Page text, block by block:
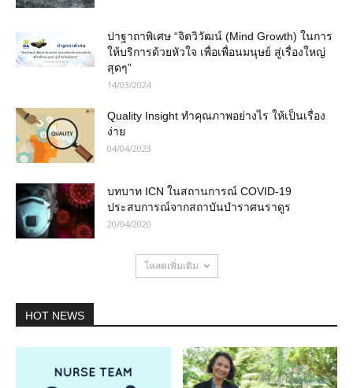
ปาฐาถาพิเศษ “จิตวิวัฒน์ (Mind Growth) ในการ
ให้บริการด้วยหัวใจ เพื่อเพื่อนมนุษย์ สู่เรื่องใหญ่
สุดๆ”
14/03/2024
Quality Insight ทำคุณภาพอย่างไร ให้เป็นเรื่อง
ง่าย
04/04/2023
บทบาท ICN ในสถานการณ์ COVID-19
ประสบการณ์จากสถาบันบำราศนราดูร
20/04/2020
โหลดเพิ่มเติม
HOT NEWS